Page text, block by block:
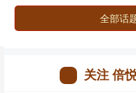
全部话
关注 倍